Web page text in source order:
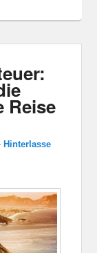
Reise
Hinterlasse